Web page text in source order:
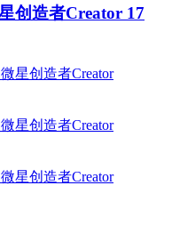
创造者Creator 17